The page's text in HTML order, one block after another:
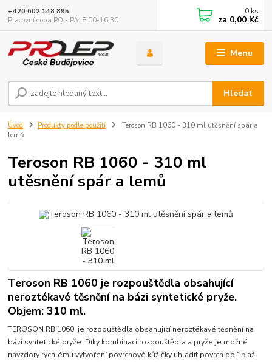
Menu
Hledat
+420 602 148 895
Pracovní doba PO - PÁ: 8,00-16,30
0 ks
za 0,00 Kč
Úvod Produkty podle použití
Teroson RB 1060 - 310 ml utěsnění spár a
lemů
Teroson RB 1060 - 310 ml
utěsnění spár a lemů
Teroson RB 1060 je rozpouštědla obsahující
neroztékavé těsnění na bázi syntetické pryže.
Objem: 310 ml.
TEROSON RB 1060 je rozpouštědla obsahující neroztékavé těsnění na
bázi syntetické pryže. Díky kombinaci rozpouštědla a pryže je možné
navzdory rychlému vytvoření povrchové kůžičky uhladit povrch do 15 až